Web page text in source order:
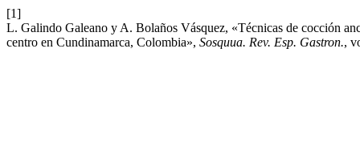
[1]
L. Galindo Galeano y A. Bolaños Vásquez, «Técnicas de cocción
centro en Cundinamarca, Colombia», Sosquua. Rev. Esp. Gastron.,